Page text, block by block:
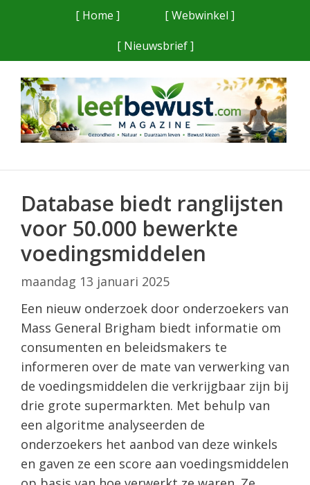
[ Home ]
[ Webwinkel ]
[ Nieuwsbrief ]
Database biedt ranglijsten
voor 50.000 bewerkte
voedingsmiddelen
maandag 13 januari 2025
Een nieuw onderzoek door onderzoekers van
Mass General Brigham biedt informatie om
consumenten en beleidsmakers te
informeren over de mate van verwerking van
de voedingsmiddelen die verkrijgbaar zijn bij
drie grote supermarkten. Met behulp van
een algoritme analyseerden de
onderzoekers het aanbod van deze winkels
en gaven ze een score aan voedingsmiddelen